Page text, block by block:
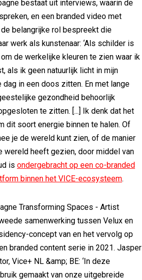
bestaat uit interviews, waarin de
en een branded video met
belangrijke rol bespreekt die
werk als kunstenaar: ‘Als schilder is
de werkelijke kleuren te zien waar ik
als ik geen natuurlijk licht in mijn
dag in een doos zitten. En met lange
gezondheid behoorlijk
te zitten. [...] Ik denk dat het
dit soort energie binnen te halen. Of
je de wereld kunt zien, of de manier
wereld heeft gezien, door middel van
is ondergebracht op een co-branded
binnen het VICE-ecosysteem.
Transforming Spaces - Artist
samenwerking tussen Velux en
concept van en het vervolg op
branded content serie in 2021. Jasper
Vice+ NL &amp; BE: ‘In deze
gemaakt van onze uitgebreide